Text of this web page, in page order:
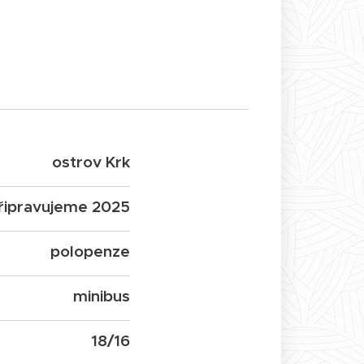
ostrov Krk
2025
polopenze
minibus
18/16